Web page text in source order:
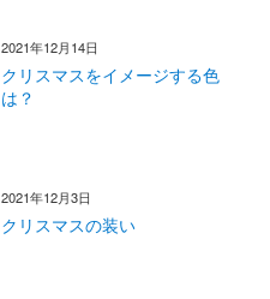
2021年12月14日
クリスマスをイメージする色
は？
2021年12月3日
クリスマスの装い